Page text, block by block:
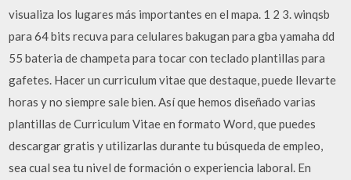
visualiza los lugares más importantes en el mapa. 1 2 3. winqsb
para 64 bits recuva para celulares bakugan para gba yamaha dd
55 bateria de champeta para tocar con teclado plantillas para
gafetes. Hacer un curriculum vitae que destaque, puede llevarte
horas y no siempre sale bien. Así que hemos diseñado varias
plantillas de Curriculum Vitae en formato Word, que puedes
descargar gratis y utilizarlas durante tu búsqueda de empleo,
sea cual sea tu nivel de formación o experiencia laboral. En